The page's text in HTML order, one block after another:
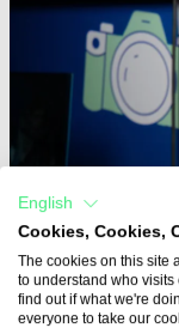
Home
Aus- und
3D / CGI
English
Cookies, Cookies,
The cookies on this site
to understand who visits
find out if what we're
everyone to take our